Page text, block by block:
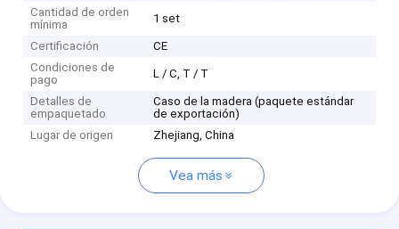
Cantidad de orden
mínima
1 set
Certificación
CE
Condiciones de
pago
L / C, T / T
Detalles de
empaquetado
Caso de la madera (paquete estándar
de exportación)
Lugar de origen
Zhejiang, China
Vea más